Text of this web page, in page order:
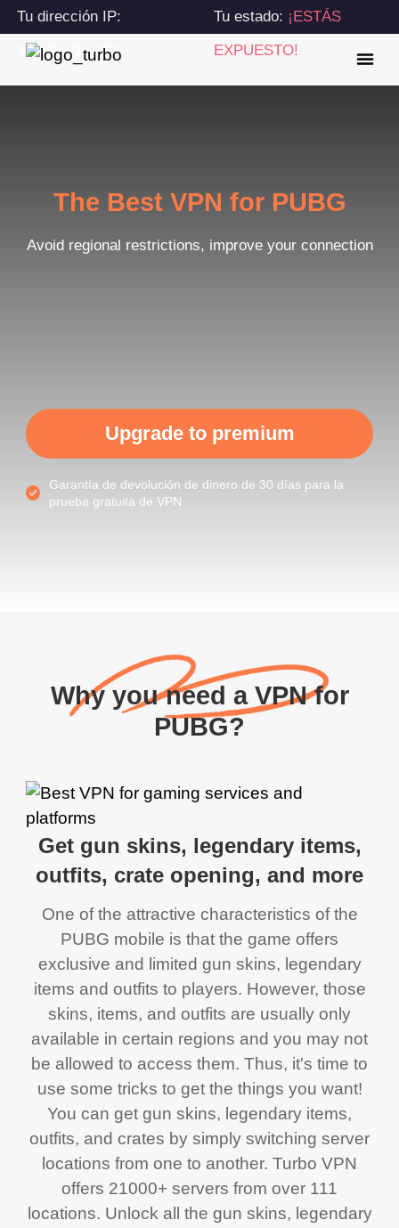
Tu dirección IP:
216.73.216.122
Tu estado: ¡ESTÁS
EXPUESTO!
The Best VPN for PUBG
Avoid regional restrictions, improve your connection
Upgrade to premium
Garantía de devolución de dinero de 30 días para la
prueba gratuita de VPN
Why you need a VPN for
PUBG?
Get gun skins, legendary items,
outfits, crate opening, and more
One of the attractive characteristics of the
PUBG mobile is that the game offers
exclusive and limited gun skins, legendary
items and outfits to players. However, those
skins, items, and outfits are usually only
available in certain regions and you may not
be allowed to access them. Thus, it's time to
use some tricks to get the things you want!
You can get gun skins, legendary items,
outfits, and crates by simply switching server
locations from one to another. Turbo VPN
offers 21000+ servers from over 111
locations. Unlock all the gun skins, legendary